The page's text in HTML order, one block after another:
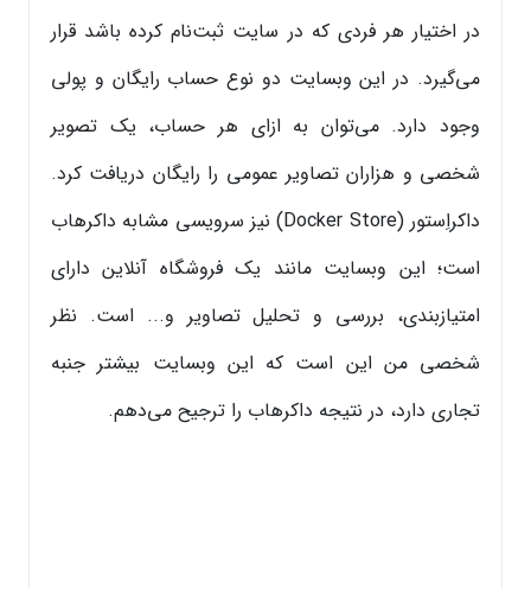
در اختیار هر فردی که در سایت ثبت‌نام کرده باشد قرار
می‌گیرد. در این وبسایت دو نوع حساب رایگان و پولی
وجود دارد. می‌توان به ازای هر حساب، یک تصویر
شخصی و هزاران تصاویر عمومی را رایگان دریافت کرد.
داکراِستور (Docker Store) نیز سرویسی مشابه داکرهاب
است؛ این وبسایت مانند یک فروشگاه آنلاین دارای
امتیازبندی، بررسی و تحلیل تصاویر و... است. نظر
شخصی من این است که این وبسایت بیشتر جنبه
تجاری دارد، در نتیجه داکرهاب را ترجیح می‌دهم.